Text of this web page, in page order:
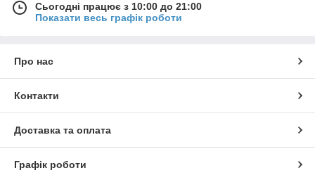
Сьогодні працює з 10:00 до 21:00
Показати весь графік роботи
Про нас
Контакти
Доставка та оплата
Графік роботи